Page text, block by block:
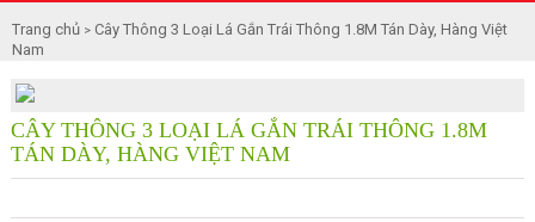
Trang chủ > Cây Thông 3 Loại Lá Gắn Trái Thông 1.8M Tán Dày, Hàng Việt
Nam
CÂY THÔNG 3 LOẠI LÁ GẮN TRÁI THÔNG 1.8M
TÁN DÀY, HÀNG VIỆT NAM